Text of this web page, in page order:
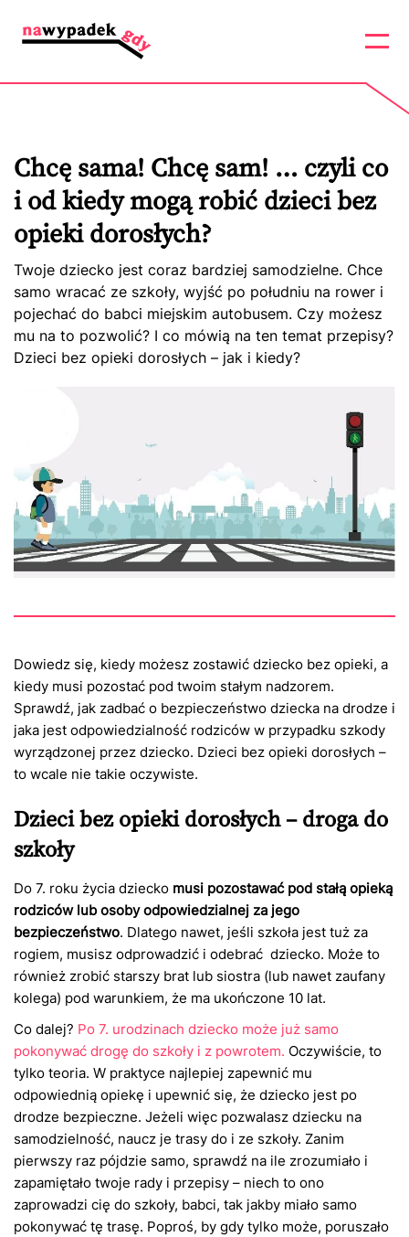
Chcę sama! Chcę sam! … czyli co
i od kiedy mogą robić dzieci bez
opieki dorosłych?
Twoje dziecko jest coraz bardziej samodzielne. Chce
samo wracać ze szkoły, wyjść po południu na rower i
pojechać do babci miejskim autobusem. Czy możesz
mu na to pozwolić? I co mówią na ten temat przepisy?
Dzieci bez opieki dorosłych – jak i kiedy?
Dowiedz się, kiedy możesz zostawić dziecko bez opieki, a
kiedy musi pozostać pod twoim stałym nadzorem.
Sprawdź, jak zadbać o bezpieczeństwo dziecka na drodze i
jaka jest odpowiedzialność rodziców w przypadku szkody
wyrządzonej przez dziecko. Dzieci bez opieki dorosłych –
to wcale nie takie oczywiste.
Dzieci bez opieki dorosłych – droga do
szkoły
Do 7. roku życia dziecko musi pozostawać pod stałą opieką
rodziców lub osoby odpowiedzialnej za jego
bezpieczeństwo. Dlatego nawet, jeśli szkoła jest tuż za
rogiem, musisz odprowadzić i odebrać dziecko. Może to
również zrobić starszy brat lub siostra (lub nawet zaufany
kolega) pod warunkiem, że ma ukończone 10 lat.
Co dalej? Po 7. urodzinach dziecko może już samo
pokonywać drogę do szkoły i z powrotem. Oczywiście, to
tylko teoria. W praktyce najlepiej zapewnić mu
odpowiednią opiekę i upewnić się, że dziecko jest po
drodze bezpieczne. Jeżeli więc pozwalasz dziecku na
samodzielność, naucz je trasy do i ze szkoły. Zanim
pierwszy raz pójdzie samo, sprawdź na ile zrozumiało i
zapamiętało twoje rady i przepisy – niech to ono
zaprowadzi cię do szkoły, babci, tak jakby miało samo
pokonywać tę trasę. Poproś, by gdy tylko może, poruszało